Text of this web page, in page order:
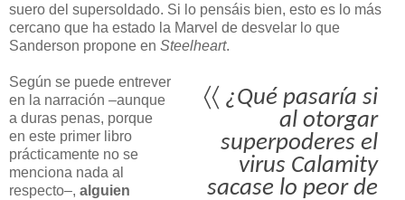
suero del supersoldado. Si lo pensáis bien, esto es lo más
cercano que ha estado la Marvel de desvelar lo que
Sanderson propone en Steelheart.
〈〈 ¿Qué pasaría si
al otorgar
superpoderes el
virus Calamity
sacase lo peor de
Según se puede entrever
en la narración –aunque
a duras penas, porque
en este primer libro
prácticamente no se
menciona nada al
respecto–, alguien